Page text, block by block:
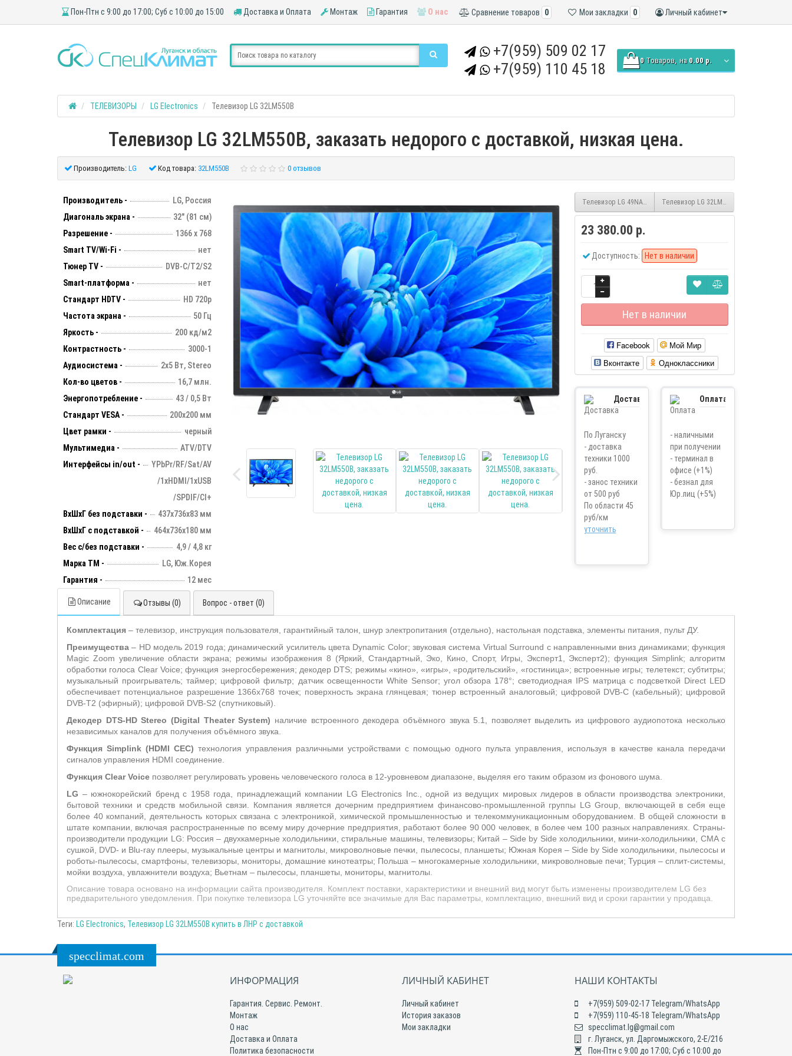
Пон-Птн с 9:00 до 17:00; Суб с 10:00 до 15:00 Доставка и Оплата Монтаж Гарантия О нас Личный кабинет
Мои закладки 0
Сравнение товаров 0
+7(959) 509 02 17
+7(959) 110 45 18
0 Tоваров, на 0.00 р.
ТЕЛЕВИЗОРЫ LG Electronics Телевизор LG 32LM550B
Телевизор LG 32LM550B, заказать недорого с доставкой, низкая цена.
Производитель: LG Код товара: 32LM550B 0 отзывов
Производитель -
LG, Россия
Диагональ экрана -
32" (81 см)
Разрешение -
1366 х 768
Smart TV/Wi-Fi -
нет
Тюнер TV -
DVB-C/T2/S2
Smart-платформа -
нет
Стандарт HDTV -
HD 720p
Частота экрана -
50 Гц
Яркость -
200 кд/м2
Контрастность -
3000-1
Аудиосистема -
2х5 Вт, Stereo
Кол-во цветов -
16,7 млн.
Энергопотребление -
43 / 0,5 Вт
Стандарт VESA -
200х200 мм
Цвет рамки -
черный
Мультимедиа -
ATV/DTV
Интерфейсы in/out -
YPbPr/RF/Sat/AV
/1xHDMI/1xUSB
/SPDIF/CI+
ВхШхГ без подставки -
437х736х83 мм
ВхШхГ с подставкой -
464х736х180 мм
Вес с/без подставки -
4,9 / 4,8 кг
Марка ТМ -
LG, Юж.Корея
Гарантия -
12 мес
Телевизор LG 49NANO86 Телевизор LG 32LM6390PLC
23 380.00 р.
Доступность: Нет в наличии
Нет в наличии
Facebook
Мой Мир
Вконтакте
Одноклассники
Доставка
По Луганску
- доставка
техники 1000
руб.
- занос техники
от 500 руб
По области 45
руб/км
уточнить
Оплата
- наличными
при получении
- терминал в
офисе (+1%)
- безнал для
Юр.лиц (+5%)
Описание Отзывы (0) Вопрос - ответ (0)
Комплектация – телевизор, инструкция пользователя, гарантийный талон, шнур электропитания (отдельно), настольная подставка, элементы питания, пульт ДУ.
Преимущества– HD модель 2019 года; динамический усилитель цвета Dynamic Color; звуковая система Virtual Surround с направленными вниз динамиками; функция
Magic Zoom увеличение области экрана; режимы изображения 8 (Яркий, Стандартный, Эко, Кино, Спорт, Игры, Эксперт1, Эксперт2); функция Simplink; алгоритм
обработки голоса Clear Voice; функция энергосбережения; декодер DTS; режимы «кино», «игры», «родительский», «гостиница»; встроенные игры; телетекст; субтитры;
музыкальный проигрыватель; таймер; цифровой фильтр; датчик освещенности White Sensor; угол обзора 178°; светодиодная IPS матрица с подсветкой Direct LED
обеспечивает потенциальное разрешение 1366x768 точек; поверхность экрана глянцевая; тюнер встроенный аналоговый; цифровой DVB-C (кабельный); цифровой
DVB-T2 (эфирный); цифровой DVB-S2 (спутниковый).
Декодер DTS-HD Stereo (Digital Theater System) наличие встроенного декодера объёмного звука 5.1, позволяет выделить из цифрового аудиопотока несколько
независимых каналов для получения объёмного звука.
Функция Simplink (HDMI CEC) технология управления различными устройствами с помощью одного пульта управления, используя в качестве канала передачи
сигналов управления HDMI соединение.
Функция Clear Voice позволяет регулировать уровень человеческого голоса в 12-уровневом диапазоне, выделяя его таким образом из фонового шума.
LG – южнокорейский бренд с 1958 года, принадлежащий компании LG Electronics Inc., одной из ведущих мировых лидеров в области производства электроники,
бытовой техники и средств мобильной связи. Компания является дочерним предприятием финансово-промышленной группы LG Group, включающей в себя еще
более 40 компаний, деятельность которых связана с электроникой, химической промышленностью и телекоммуникационным оборудованием. В общей сложности в
штате компании, включая распространенные по всему миру дочерние предприятия, работают более 90 000 человек, в более чем 100 разных направлениях. Страны-
производители продукции LG: Россия – двухкамерные холодильники, стиральные машины, телевизоры; Китай – Side by Side холодильники, мини-холодильники, СМА с
сушкой, DVD- и Blu-ray плееры, музыкальные центры и магнитолы, микроволновые печки, пылесосы, планшеты; Южная Корея – Side by Side холодильники, пылесосы и
роботы-пылесосы, смартфоны, телевизоры, мониторы, домашние кинотеатры; Польша – многокамерные холодильники, микроволновые печи; Турция – сплит-системы,
мойки воздуха, увлажнители воздуха; Вьетнам – пылесосы, планшеты, мониторы, магнитолы.
Описание товара основано на информации сайта производителя. Комплект поставки, характеристики и внешний вид могут быть изменены производителем LG без
предварительного уведомления. При покупке телевизора LG уточняйте все значимые для Вас параметры, комплектацию, внешний вид и сроки гарантии у продавца.
Теги: LG Electronics, Телевизор LG 32LM550B купить в ЛНР с доставкой
specclimat.com
ИНФОРМАЦИЯ
Гарантия. Сервис. Ремонт.
Монтаж
О нас
Доставка и Оплата
Политика безопасности
ЛИЧНЫЙ КАБИНЕТ
Личный кабинет
История заказов
Мои закладки
НАШИ КОНТАКТЫ
+7(959) 509-02-17 Telegram/WhatsApp
+7(959) 110-45-18 Telegram/WhatsApp
specclimat.lg@gmail.com
г. Луганск, ул. Даргомыжского, 2-Е/216
Пон-Птн с 9:00 до 17:00; Суб с 10:00 до